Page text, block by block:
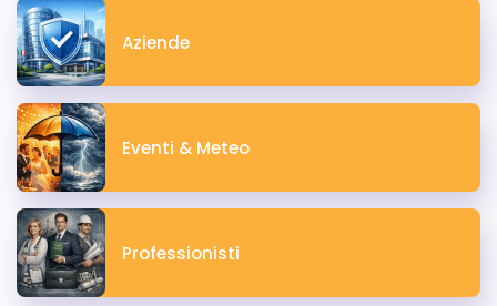
Aziende
Eventi & Meteo
Professionisti